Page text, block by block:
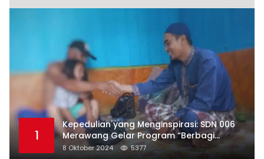
1
Kepedulian yang Menginspirasi: SDN 006
Merawang Gelar Program “Berbagi
Segenggam Beras”
8 Oktober 2024 5377